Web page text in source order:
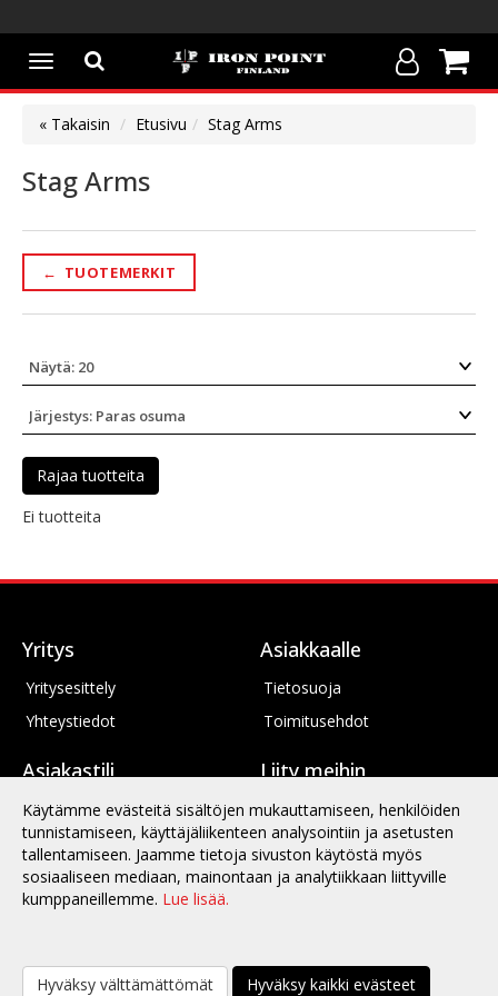
Käytämme evästeitä sisältöjen mukauttamiseen, henkilöiden
tunnistamiseen, käyttäjäliikenteen analysointiin ja asetusten
tallentamiseen. Jaamme tietoja sivuston käytöstä myös
sosiaaliseen mediaan, mainontaan ja analytiikkaan liittyville
kumppaneillemme. Lue lisää.
Hyväksy välttämättömät Hyväksy kaikki evästeet
Avaa/Sulje
valikko
« Takaisin Etusivu Stag Arms
Stag Arms
← TUOTEMERKIT
Rajaa tuotteita
Ei tuotteita
Yritys
Yritysesittely
Yhteystiedot
Asiakkaalle
Tietosuoja
Toimitusehdot
Asiakastili
Kirjaudu
Oma tilini
Liity meihin